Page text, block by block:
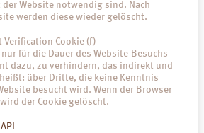
Acerola-Kirsche zählt zu den Vitamin
Welt. Die Steinfrüchte ähneln unseren
aber nicht damit verwandt. Sie liefert 30-
Zitrone. Vitamin trägt bei zur normalen
der Haut sowie zum Schutz der Zellen
Website notwendig sind. Nach
werden diese wieder gelöscht.
Verification Cookie (f)
für die Dauer des Website-Besuchs
dazu, zu verhindern, das indirekt und
über Dritte, die keine Kenntnis
besucht wird. Wenn der Browser
der Cookie gelöscht.